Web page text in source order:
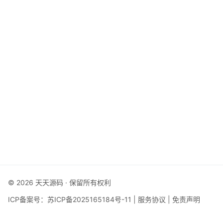
© 2026 天天源码 · 保留所有权利
ICP备案号： 苏ICP备2025165184号-11 服务协议 免责声明